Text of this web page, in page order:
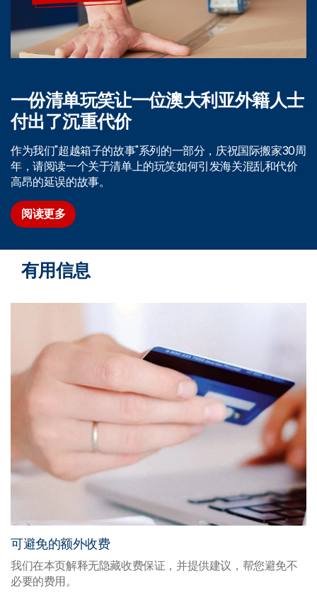
一份清单玩笑让一位澳大利亚外籍人士
付出了沉重代价
作为我们"超越箱子的故事"系列的一部分，庆祝国际搬家30周
年，请阅读一个关于清单上的玩笑如何引发海关混乱和代价
高昂的延误的故事。
阅读更多
有用信息
可避免的额外收费
我们在本页解释无隐藏收费保证，并提供建议，帮您避免不
必要的费用。